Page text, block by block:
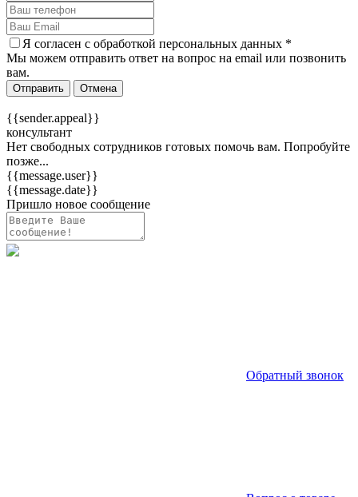
Я согласен c обработкой персональных данных *
Мы можем отправить ответ на вопрос на email или позвонить
вам.
Отправить Отмена
{{sender.appeal}}
консультант
Нет свободных сотрудников готовых помочь вам. Попробуйте
позже...
{{message.user}}
{{message.date}}
Пришло новое сообщение
Обратный звонок